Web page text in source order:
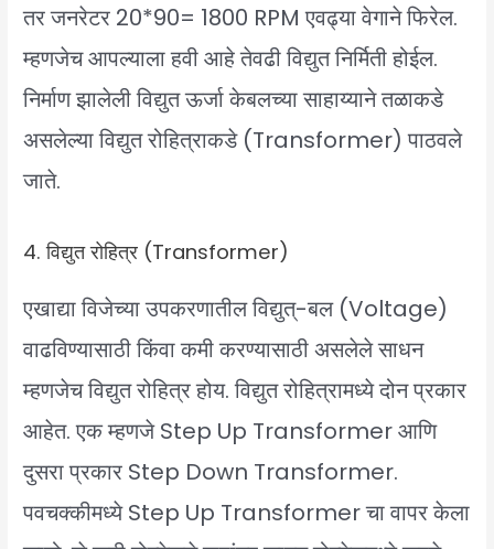
तर जनरेटर 20*90= 1800 RPM एवढ्या वेगाने फिरेल.
म्हणजेच आपल्याला हवी आहे तेवढी विद्युत निर्मिती होईल.
निर्माण झालेली विद्युत ऊर्जा केबलच्या साहाय्याने तळाकडे
असलेल्या विद्युत रोहित्राकडे (Transformer) पाठवले
जाते.
4. विद्युत रोहित्र (Transformer)
एखाद्या विजेच्या उपकरणातील विद्युत्-बल (Voltage)
वाढविण्यासाठी किंवा कमी करण्यासाठी असलेले साधन
म्हणजेच विद्युत रोहित्र होय. विद्युत रोहित्रामध्ये दोन प्रकार
आहेत. एक म्हणजे Step Up Transformer आणि
दुसरा प्रकार Step Down Transformer.
पवचक्कीमध्ये Step Up Transformer चा वापर केला